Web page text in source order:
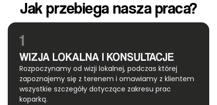
Jak przebiega nasza praca?
1
WIZJA LOKALNA I KONSULTACJE
Rozpoczynamy od wizji lokalnej, podczas której
zapoznajemy się z terenem i omawiamy z klientem
wszystkie szczegóły dotyczące zakresu prac
koparką.